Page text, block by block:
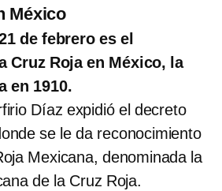
México
de febrero es el
Cruz Roja en México, la
en 1910.
Díaz expidió el decreto
se le da reconocimiento
Mexicana, denominada la
de la Cruz Roja.